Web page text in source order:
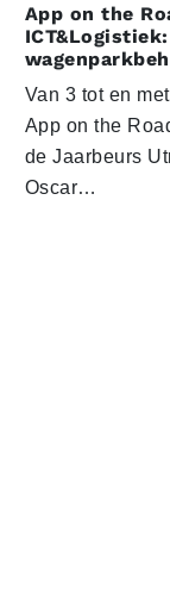
App on the
Van 3 tot en
App on the
de Jaarbeurs
Oscar…